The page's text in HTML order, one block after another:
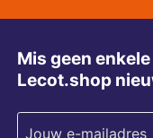
Mis geen
Lecot.shop